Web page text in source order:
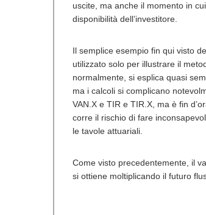
uscite, ma anche il momento in
disponibilità dell’investitore.
Il semplice esempio fin qui visto
utilizzato solo per illustrare il
normalmente, si esplica quasi
ma i calcoli si complicano
VAN.X e TIR e TIR.X, ma è fin
corre il rischio di fare
le tavole attuariali.
Come visto precedentemente, il
si ottiene moltiplicando il futuro